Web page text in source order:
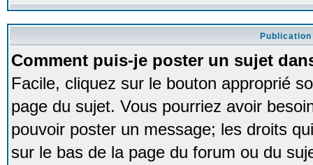
Publication
Comment puis-je poster un sujet
Facile, cliquez sur le bouton approprié
page du sujet. Vous pourriez avoir
pouvoir poster un message; les droits
sur le bas de la page du forum ou du